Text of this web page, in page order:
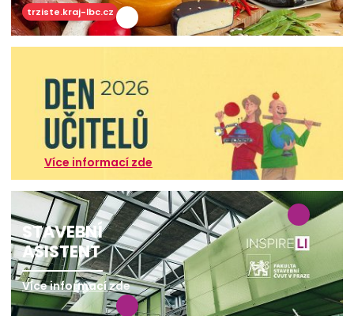
trziste.kraj-lbc.cz
Více informací zde
STAVEBNÍ
ASISTENT
Více informací zde